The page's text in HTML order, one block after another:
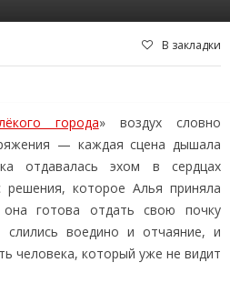
В закладки
города» воздух словно
— каждая сцена дышала
отдавалась эхом в сердцах
решения, которое Алья приняла
готова отдать свою почку
воедино и отчаяние, и
человека, который уже не видит